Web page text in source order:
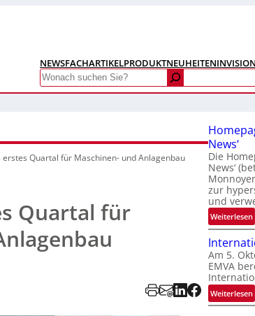
NEWSFACHARTIKELPRODUKTNEUHEITEN
Search
erstes Quartal für Maschinen- und Anlagenbau
Quartal für
News‘
Die
News‘
zur
und
Weiterlesen:
a
Am 5.
EMVA
Weiterlesen:
I